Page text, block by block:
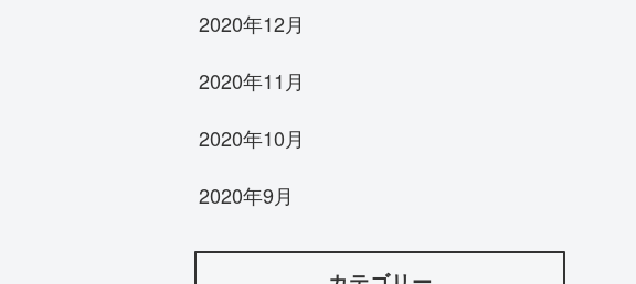
2020年12月
2020年11月
2020年10月
2020年9月